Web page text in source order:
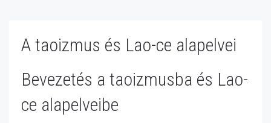
A taoizmus és Lao-ce alapelvei
Bevezetés a taoizmusba és Lao-
ce alapelveibe